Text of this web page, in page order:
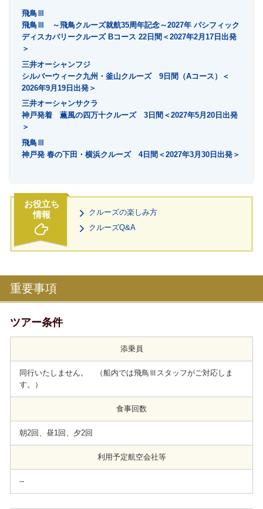
飛鳥Ⅲ
飛鳥Ⅲ ～飛鳥クルーズ就航35周年記念～2027年 パシフィック
ディスカバリークルーズ Bコース 22日間＜2027年2月17日出発
＞
三井オーシャンフジ
シルバーウィーク九州・釜山クルーズ 9日間（Aコース）＜
2026年9月19日出発＞
三井オーシャンサクラ
神戸発着 薫風の四万十クルーズ 3日間＜2027年5月20日出発
＞
飛鳥Ⅲ
神戸発 春の下田・横浜クルーズ 4日間＜2027年3月30日出発＞
クルーズの楽しみ方
クルーズQ&A
重要事項
ツアー条件
添乗員
同行いたしません。 （船内では飛鳥Ⅲスタッフがご対応しま
す。）
食事回数
朝2回、昼1回、夕2回
利用予定航空会社等
--